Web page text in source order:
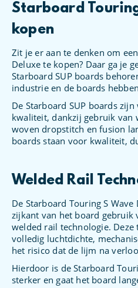
Starboard
kopen
Zit je er aan te denken om
Deluxe te kopen? Daar ga je
Starboard SUP boards
industrie en de boards
De Starboard SUP boards
kwaliteit, dankzij gebruik van
woven dropstitch en fusion
boards staan voor kwaliteit,
Welded Rail
De Starboard Touring S
zijkant van het board gebruik
welded rail technologie.
volledig luchtdichte,
het risico dat de lijm na
Hierdoor is de Starboard
sterker en gaat het board